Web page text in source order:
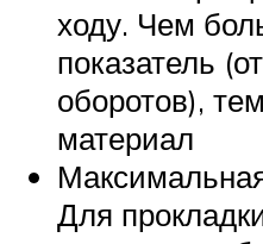
ходу. Чем
показатель
оборотов),
материал
Для